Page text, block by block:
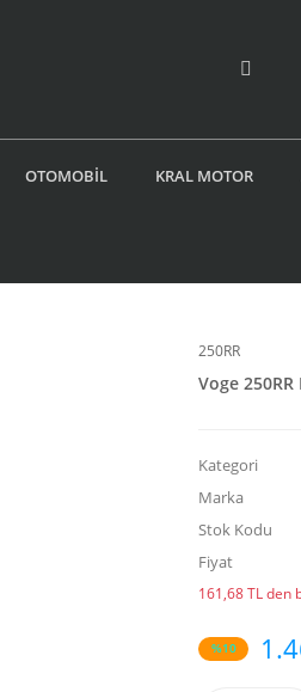
OTOMOBİL KRAL MOTOR
250RR
Voge
Kategori
Marka
Stok Kodu
Fiyat
161,68 TL den
%10